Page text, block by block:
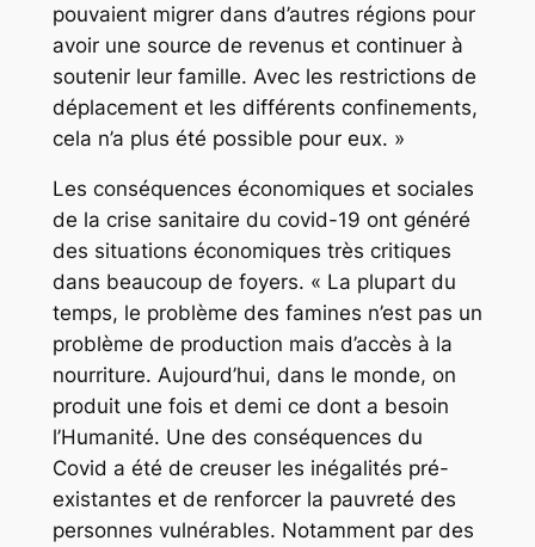
pouvaient migrer dans d’autres régions pour
avoir une source de revenus et continuer à
soutenir leur famille. Avec les restrictions de
déplacement et les différents confinements,
cela n’a plus été possible pour eux. »
Les conséquences économiques et sociales
de la crise sanitaire du covid-19 ont généré
des situations économiques très critiques
dans beaucoup de foyers. « La plupart du
temps, le problème des famines n’est pas un
problème de production mais d’accès à la
nourriture. Aujourd’hui, dans le monde, on
produit une fois et demi ce dont a besoin
l’Humanité. Une des conséquences du
Covid a été de creuser les inégalités pré-
existantes et de renforcer la pauvreté des
personnes vulnérables. Notamment par des